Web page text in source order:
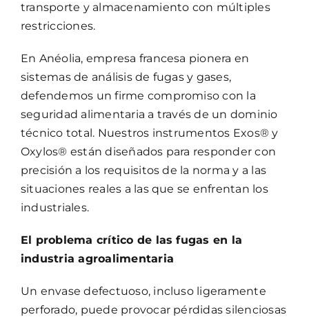
transporte y almacenamiento con múltiples
restricciones.
En Anéolia, empresa francesa pionera en
sistemas de análisis de fugas y gases,
defendemos un firme compromiso con la
seguridad alimentaria a través de un dominio
técnico total. Nuestros instrumentos Exos® y
Oxylos® están diseñados para responder con
precisión a los requisitos de la norma y a las
situaciones reales a las que se enfrentan los
industriales.
El problema crítico de las fugas en la
industria agroalimentaria
Un envase defectuoso, incluso ligeramente
perforado, puede provocar pérdidas silenciosas